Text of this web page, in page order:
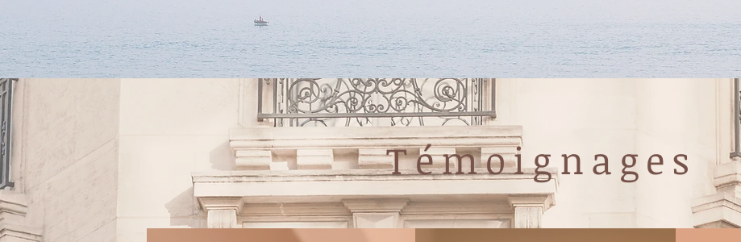
de la responsabilité médicale
Ordonn
Témoignages